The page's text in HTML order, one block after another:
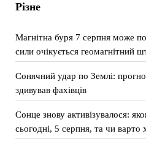
Різне
Магнітна буря 7 серпня може
сили очікується геомагнітний
Сонячний удар по Землі:
здивував фахівців
Сонце знову активізувалося:
сьогодні, 5 серпня, та чи варто